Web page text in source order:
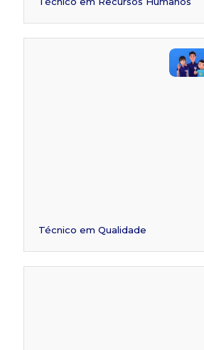
Técnico em Qualidade